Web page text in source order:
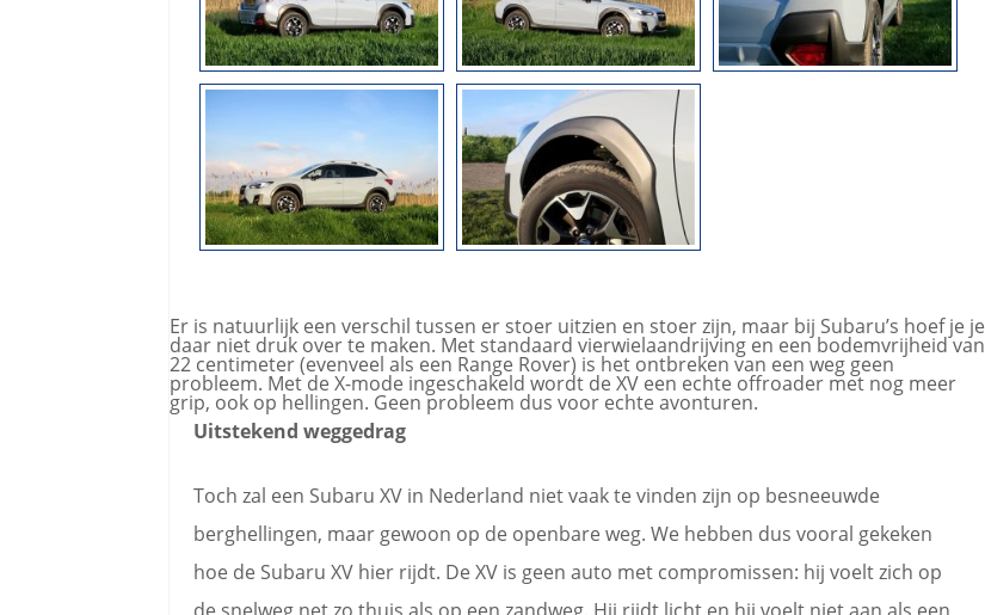
Er is natuurlijk een verschil tussen er stoer uitzien en stoer zijn, maar bij Subaru’s hoef je je
daar niet druk over te maken. Met standaard vierwielaandrijving en een bodemvrijheid van
22 centimeter (evenveel als een Range Rover) is het ontbreken van een weg geen
probleem. Met de X-mode ingeschakeld wordt de XV een echte offroader met nog meer
grip, ook op hellingen. Geen probleem dus voor echte avonturen.
Uitstekend weggedrag
Toch zal een Subaru XV in Nederland niet vaak te vinden zijn op besneeuwde
berghellingen, maar gewoon op de openbare weg. We hebben dus vooral gekeken
hoe de Subaru XV hier rijdt. De XV is geen auto met compromissen: hij voelt zich op